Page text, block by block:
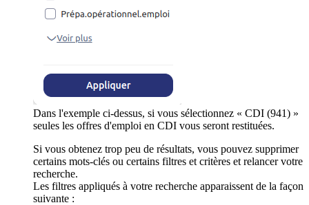
Dans l'exemple ci-dessus, si vous sélectionnez « CDI (941) »
seules les offres d'emploi en CDI vous seront restituées.
Si vous obtenez trop peu de résultats, vous pouvez supprimer
certains mots-clés ou certains filtres et critères et relancer votre
recherche.
Les filtres appliqués à votre recherche apparaissent de la façon
suivante :